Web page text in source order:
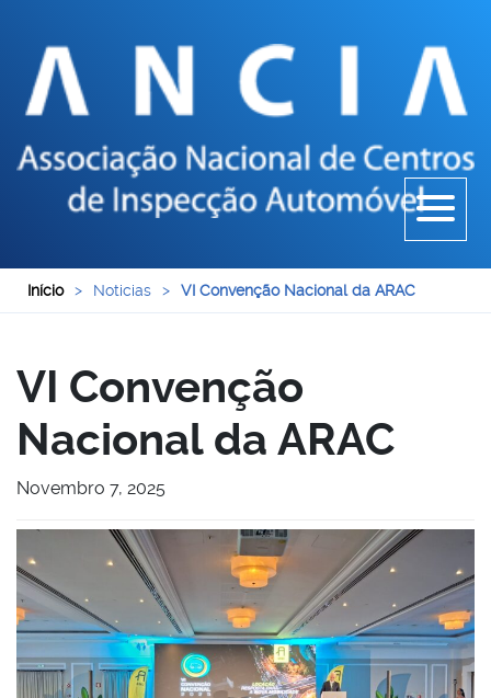
Início > Noticias > VI Convenção Nacional da ARAC
VI Convenção
Nacional da ARAC
Novembro 7, 2025